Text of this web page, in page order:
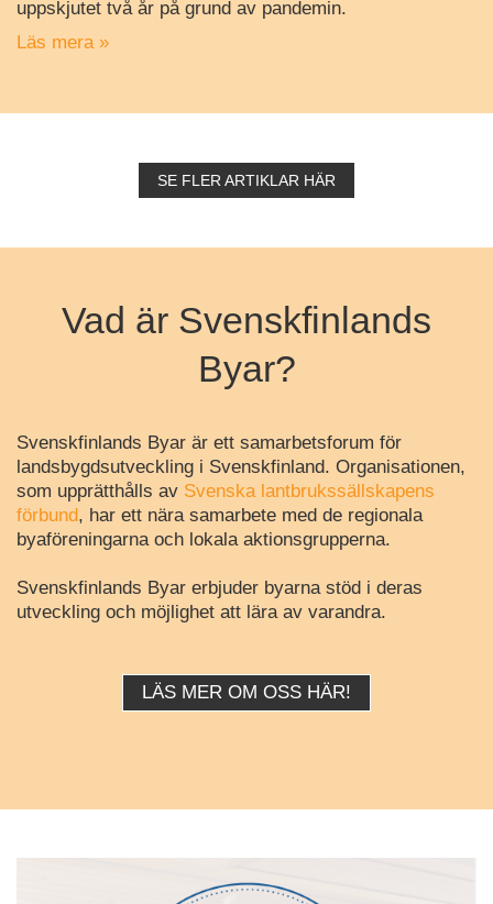
uppskjutet två år på grund av pandemin.
Läs mera »
SE FLER ARTIKLAR HÄR
Vad är Svenskfinlands
Byar?
Svenskfinlands Byar är ett samarbetsforum för
landsbygdsutveckling i Svenskfinland. Organisationen,
som upprätthålls av Svenska lantbrukssällskapens
förbund, har ett nära samarbete med de regionala
byaföreningarna och lokala aktionsgrupperna.
Svenskfinlands Byar erbjuder byarna stöd i deras
utveckling och möjlighet att lära av varandra.
LÄS MER OM OSS HÄR!